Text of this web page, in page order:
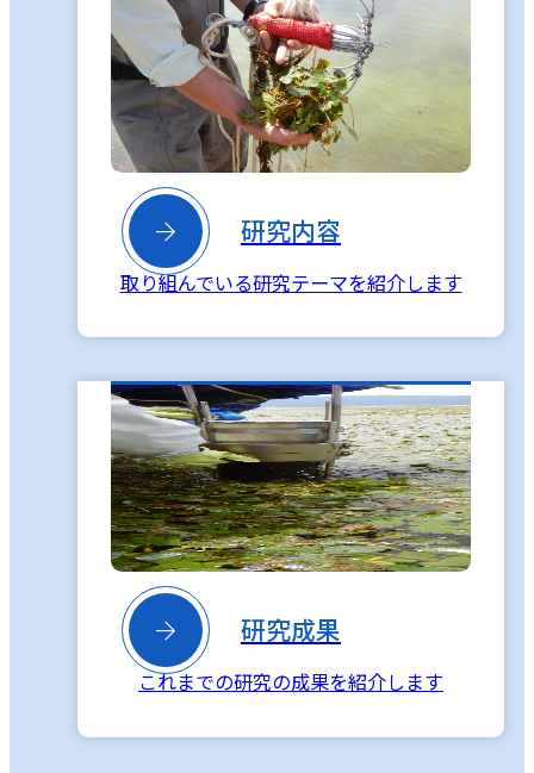
 研究内容
取り組んでいる研究テーマを紹介します
 研究成果
これまでの研究の成果を紹介します